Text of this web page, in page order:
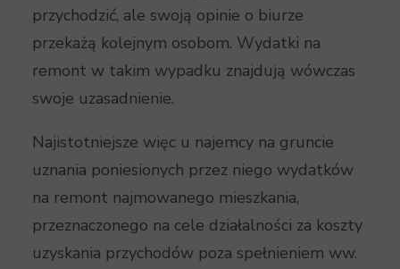
przychodzić, ale swoją opinie o biurze
przekażą kolejnym osobom. Wydatki na
remont w takim wypadku znajdują wówczas
swoje uzasadnienie.
Najistotniejsze więc u najemcy na gruncie
uznania poniesionych przez niego wydatków
na remont najmowanego mieszkania,
przeznaczonego na cele działalności za koszty
uzyskania przychodów poza spełnieniem ww.